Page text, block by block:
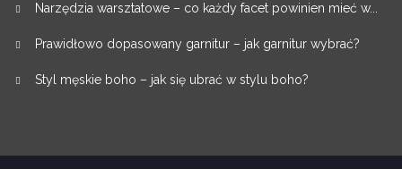
Narzędzia warsztatowe – co każdy facet powinien mieć w...
Prawidłowo dopasowany garnitur – jak garnitur wybrać?
Styl męskie boho – jak się ubrać w stylu boho?